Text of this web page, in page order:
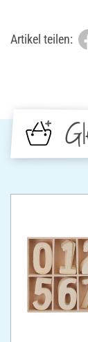
Artikel teilen: